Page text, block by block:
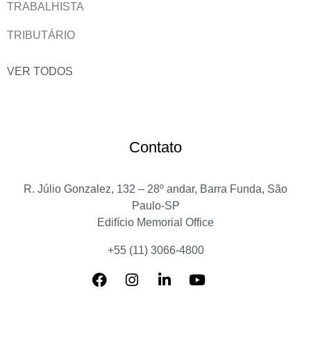
TRABALHISTA
TRIBUTÁRIO
VER TODOS
Contato
R. Júlio Gonzalez, 132 – 28º andar, Barra Funda, São
Paulo-SP
Edifício Memorial Office
+55 (11) 3066-4800